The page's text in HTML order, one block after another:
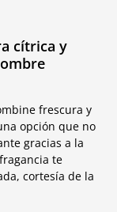
cítrica y
frescura y
opción que no
gracias a la
te
cortesía de la